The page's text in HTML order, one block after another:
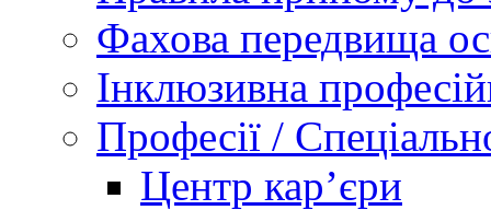
Фахова передвища
Інклюзивна
Професії /
Центр кар’єри